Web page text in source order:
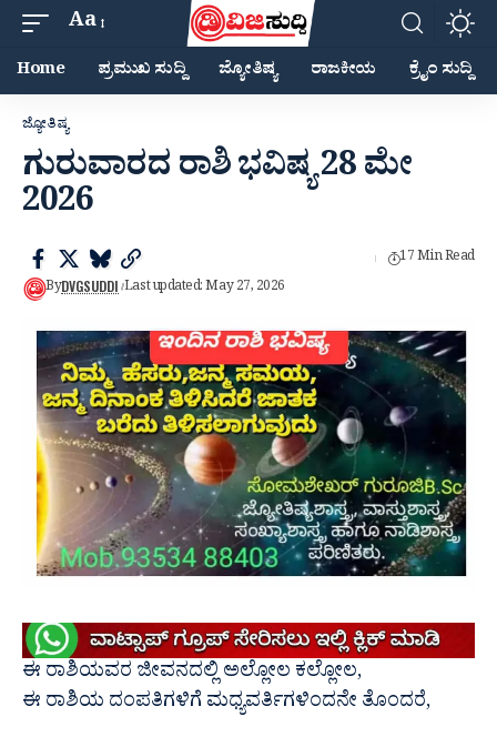
Aa
Home ಪ್ರಮುಖ ಸುದ್ದಿ ಜ್ಯೋತಿಷ್ಯ ರಾಜಕೀಯ ಕ್ರೈಂ ಸುದ್ದಿ
ಜ್ಯೋತಿಷ್ಯ
ಗುರುವಾರದ ರಾಶಿ ಭವಿಷ್ಯ 28 ಮೇ
2026
ByDVGSUDDI Last updated: May 27, 2026
17 Min Read
ಈ ರಾಶಿಯವರ ಜೀವನದಲ್ಲಿ ಅಲ್ಲೋಲ ಕಲ್ಲೋಲ,
ಈ ರಾಶಿಯ ದಂಪತಿಗಳಿಗೆ ಮಧ್ಯವರ್ತಿಗಳಿಂದನೇ ತೊಂದರೆ,